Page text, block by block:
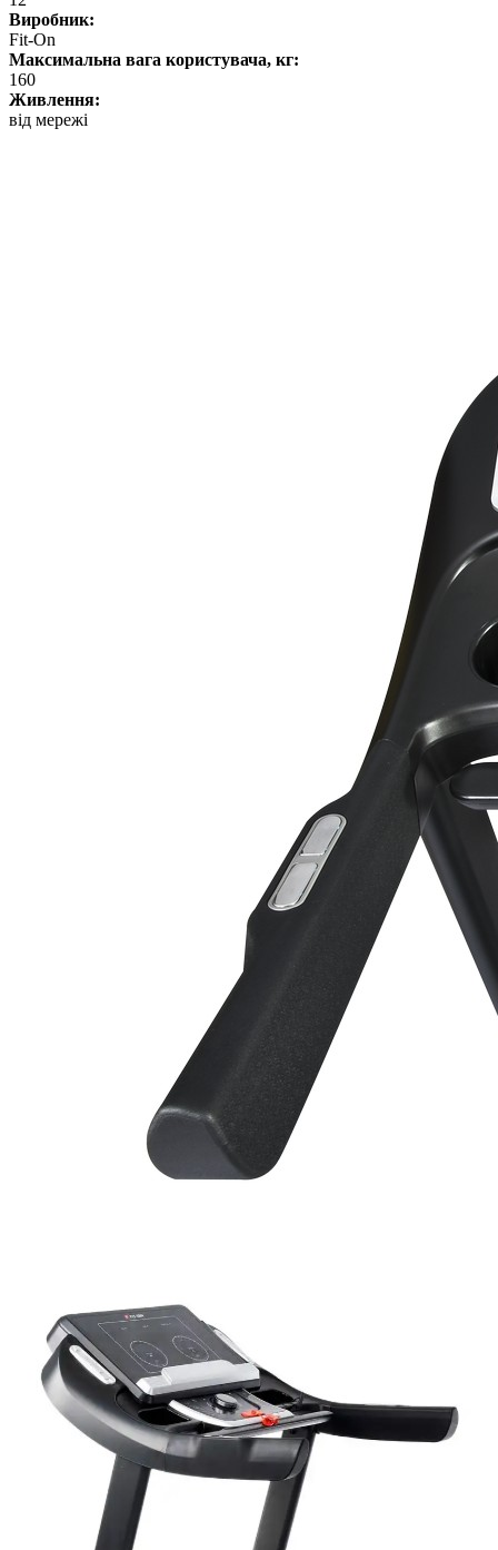
Виробник:
Fit-On
Максимальна вага користувача, кг:
160
Живлення:
від мережі